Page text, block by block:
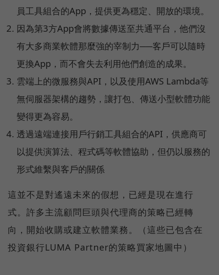
員工具組合的App，提供更為穩定、開放的環境。
因為第3方App會將數據傳送至共通平台，他們沒
有大多商業軟體那麼強的宰制力──客戶可以隨時
更換App，而不會失去利用他們創造的成果。
雲端上的微服務與API，以及使用AWS Lambda等
無伺服器架構的趨勢，讓打包、傳送小型軟體功能
變得更為容易。
透過遠端連接用戶行銷工具組合的API，供應商可
以提供演算法、程式碼等軟體協助，但仍以服務的
形式維繫與客戶的關係
這並不是對遙遠未來的假想，已經是現在進行
式。許多主流顧問巨頭與代理商的策略已經轉
向，開始收購或建立軟體業務。（這些已包含在
投資銀行LUMA Partner的策略買家地圖中）